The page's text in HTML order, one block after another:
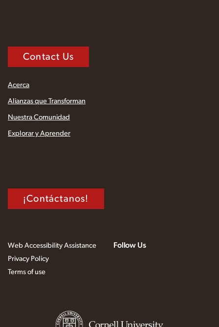
Contact Us
Acerca
Alianzas que Transforman
Nuestra Comunidad
Explorar y Aprender
¡Contáctanos!
Web Accessibility Assistance
Privacy Policy
Terms of use
Follow Us